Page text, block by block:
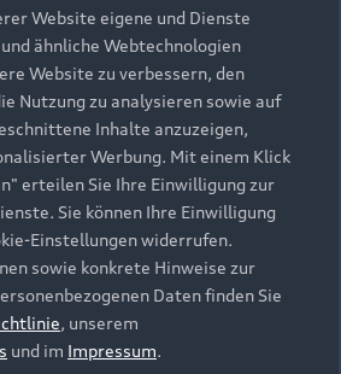
Rechte vorbehalten
Website eigene und Dienste
ähnliche Webtechnologien
Website zu verbessern, den
Nutzung zu analysieren sowie auf
Inhalte anzuzeigen,
Werbung. Mit einem Klick
erteilen Sie Ihre Einwilligung zur
Sie können Ihre Einwilligung
Einstellungen widerrufen.
sowie konkrete Hinweise zur
Daten finden Sie
, unserem
und im Impressum.